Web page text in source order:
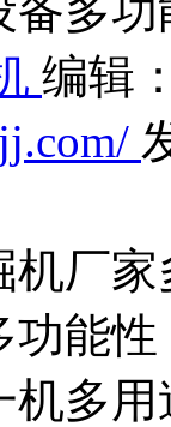
备多
编辑
机厂
功能
机多